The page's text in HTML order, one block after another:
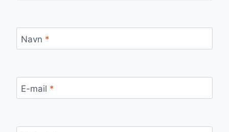
Navn *
E-mail *